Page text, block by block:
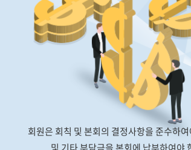
회원은 회칙 및 본회의 결정사항을 준수하